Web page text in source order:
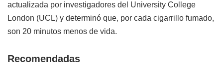
actualizada por investigadores del University College
London (UCL) y determinó que, por cada cigarrillo fumado,
son 20 minutos menos de vida.
Recomendadas